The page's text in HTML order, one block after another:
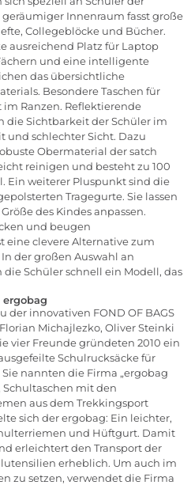
Innenraum fasst große
Collegeblöcke und Bücher.
ausreichend Platz für Laptop
und eine intelligente
das übersichtliche
Besondere Taschen für
Ranzen. Reflektierende
die Sichtbarkeit der Schüler im
und schlechter Sicht. Dazu
Obermaterial der satch
reinigen und besteht zu 100
Ein weiterer Pluspunkt sind die
Tragegurte. Sie lassen
des Kindes anpassen.
und beugen
eine clevere Alternative zum
der großen Auswahl an
Schüler schnell ein Modell, das
ergobag
der innovativen FOND OF BAGS
Michajlezko, Oliver Steinki
vier Freunde gründeten 2010 ein
Schulrucksäcke für
nannten die Firma „ergobag
mit den
aus dem Trekkingsport
sich der ergobag: Ein leichter,
und Hüftgurt. Damit
erleichtert den Transport der
erheblich. Um auch im
zu setzen, verwendet die Firma